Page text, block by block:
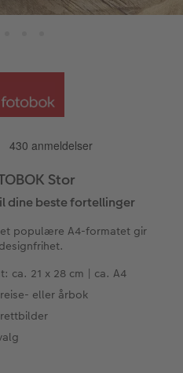
omslag
til CEWE FOTOBOK
Color pop
kart
plakatlist
Stor
dine beste fortellinger
populære A4-formatet gir
ca. 21 x 28 cm | ca. A4
eller årbok